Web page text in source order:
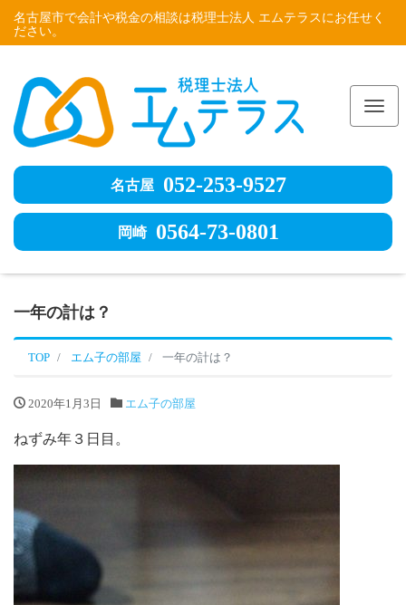
名古屋市で会計や税金の相談は税理士法人 エムテラスにお任せく
ださい。
名古屋 052-253-9527
岡崎 0564-73-0801
一年の計は？
TOP エム子の部屋 一年の計は？
2020年1月3日 エム子の部屋
ねずみ年３日目。